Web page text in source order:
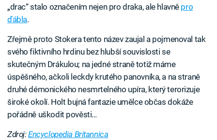
„drac“ stalo označením nejen pro draka, ale hlavně pro
ďábla.
Zřejmě proto Stokera tento název zaujal a pojmenoval tak
svého fiktivního hrdinu bez hlubší souvislosti se
skutečným Drákulou; na jedné straně totiž máme
úspěšného, ačkoli leckdy krutého panovníka, a na straně
druhé démonického nesmrtelného upíra, který terorizuje
široké okolí. Holt bujná fantazie umělce občas dokáže
pořádně uškodit pověsti…
Zdroj:Encyclopedia Britannica